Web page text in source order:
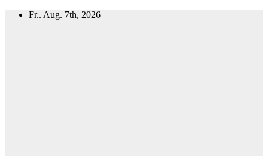
Zum
Fr.. Aug. 7th, 2026